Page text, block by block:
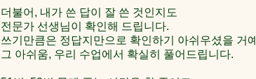
더불어, 내가 쓴 답이 잘 쓴 것인지도
전문가 선생님이 확인해 드립니다.
쓰기만큼은 정답지만으로 확인하기 아쉬우셨을 거
그 아쉬움, 우리 수업에서 확실히 풀어드립니다.